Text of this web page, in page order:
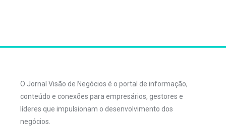
O Jornal Visão de Negócios é o portal de informação,
conteúdo e conexões para empresários, gestores e
líderes que impulsionam o desenvolvimento dos
negócios.